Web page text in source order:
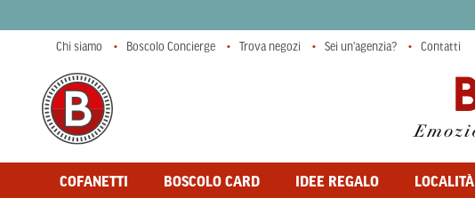
COFANETTI BOSCOLO CARD IDEE REGALO LOCALITÀ
Chi siamo Boscolo Concierge Trova negozi Sei un'agenzia? Contatti